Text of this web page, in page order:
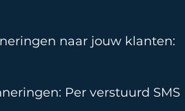
naar jouw klanten:
Per verstuurd SMS